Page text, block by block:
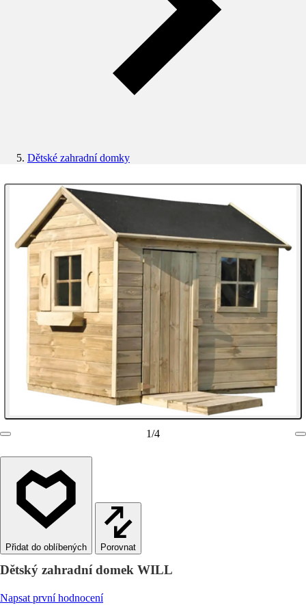
Dětské zahradní domky
1/4
Porovnat
Dětský zahradní domek WILL
Napsat první hodnocení